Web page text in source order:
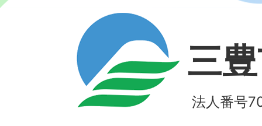
三
法人番号